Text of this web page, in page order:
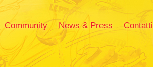
Community News & Press Contatti